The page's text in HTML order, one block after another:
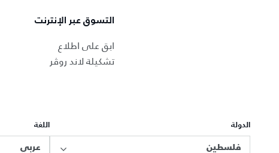
التسوق عبر الإنترنت
ابق على اطلاع
تشكيلة لاند روڤر
الدولة
فلسطين
اللغة
عربي